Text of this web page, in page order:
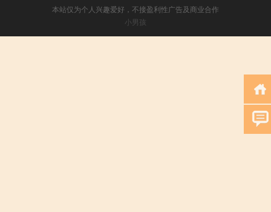
本站仅为个人兴趣爱好，不接盈利性广告及商业合作
小男孩